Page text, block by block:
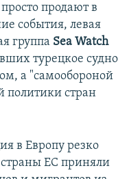
продают в
события, левая
группа Sea Watch
турецкое судно
а "самообороной
политики стран
в Европу резко
страны ЕС приняли